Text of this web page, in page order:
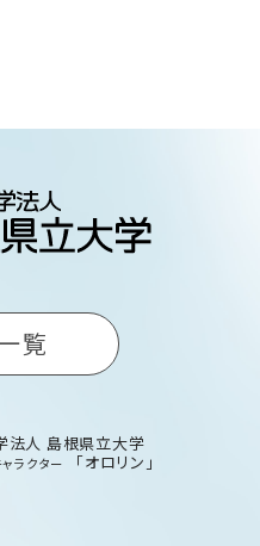
覧
法人 島根県立大学
ラクター 「オロリン」